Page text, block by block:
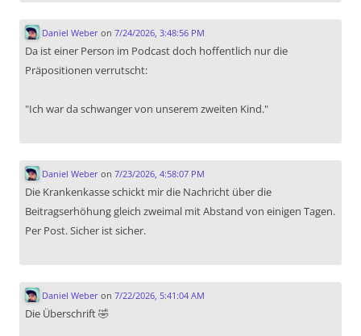
Daniel Weberon 7/24/2026, 3:48:56 PM
Da ist einer Person im Podcast doch hoffentlich nur die
Präpositionen verrutscht:
"Ich war da schwanger von unserem zweiten Kind."
Daniel Weberon 7/23/2026, 4:58:07 PM
Die Krankenkasse schickt mir die Nachricht über die
Beitragserhöhung gleich zweimal mit Abstand von einigen Tagen.
Per Post. Sicher ist sicher.
Daniel Weberon 7/22/2026, 5:41:04 AM
Die Überschrift 🤣